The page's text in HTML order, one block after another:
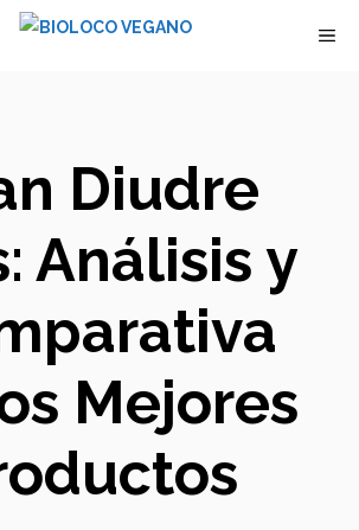
Diudre
Análisis y
Mejores